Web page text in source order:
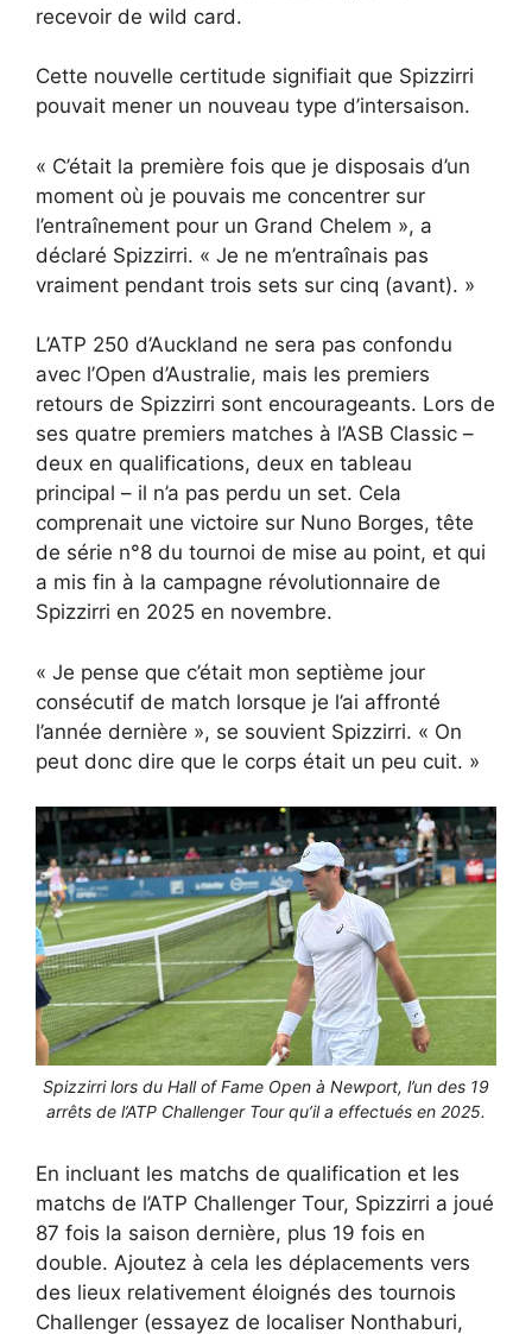
recevoir de wild card.
Cette nouvelle certitude signifiait que Spizzirri
pouvait mener un nouveau type d’intersaison.
« C’était la première fois que je disposais d’un
moment où je pouvais me concentrer sur
l’entraînement pour un Grand Chelem », a
déclaré Spizzirri. « Je ne m’entraînais pas
vraiment pendant trois sets sur cinq (avant). »
L’ATP 250 d’Auckland ne sera pas confondu
avec l’Open d’Australie, mais les premiers
retours de Spizzirri sont encourageants. Lors de
ses quatre premiers matches à l’ASB Classic –
deux en qualifications, deux en tableau
principal – il n’a pas perdu un set. Cela
comprenait une victoire sur Nuno Borges, tête
de série n°8 du tournoi de mise au point, et qui
a mis fin à la campagne révolutionnaire de
Spizzirri en 2025 en novembre.
« Je pense que c’était mon septième jour
consécutif de match lorsque je l’ai affronté
l’année dernière », se souvient Spizzirri. « On
peut donc dire que le corps était un peu cuit. »
Spizzirri lors du Hall of Fame Open à Newport, l’un des 19
arrêts de l’ATP Challenger Tour qu’il a effectués en 2025.
En incluant les matchs de qualification et les
matchs de l’ATP Challenger Tour, Spizzirri a joué
87 fois la saison dernière, plus 19 fois en
double. Ajoutez à cela les déplacements vers
des lieux relativement éloignés des tournois
Challenger (essayez de localiser Nonthaburi,